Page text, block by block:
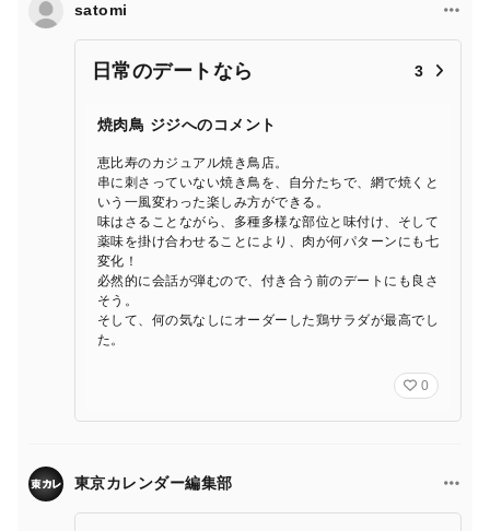
satomi
日常のデートなら 3
焼肉鳥 ジジへのコメント
恵比寿のカジュアル焼き鳥店。
串に刺さっていない焼き鳥を、自分たちで、網で焼くと
いう一風変わった楽しみ方ができる。
味はさることながら、多種多様な部位と味付け、そして
薬味を掛け合わせることにより、肉が何パターンにも七
変化！
必然的に会話が弾むので、付き合う前のデートにも良さ
そう。
そして、何の気なしにオーダーした鶏サラダが最高でし
た。
0
東京カレンダー編集部